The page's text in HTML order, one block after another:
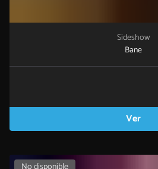
Sideshow
Bane
Ver